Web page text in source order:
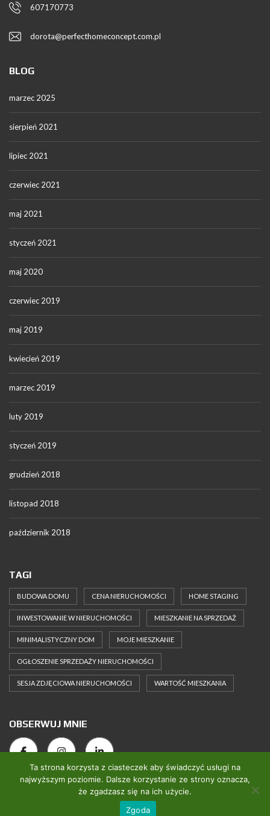
607170773
dorota@perfecthomeconcept.com.pl
BLOG
marzec 2025
sierpień 2021
lipiec 2021
czerwiec 2021
maj 2021
styczeń 2021
maj 2020
czerwiec 2019
maj 2019
kwiecień 2019
marzec 2019
luty 2019
styczeń 2019
grudzień 2018
listopad 2018
październik 2018
TAGI
BUDOWA DOMU CENA NIERUCHOMOŚCI HOME STAGING
INWESTOWANIE W NIERUCHOMOŚCI MIESZKANIE NA SPRZEDAŻ
MINIMALISTYCZNY DOM MOJE MIESZKANIE
OGŁOSZENIE SPRZEDAŻY NIERUCHOMOŚCI
SESJA ZDJĘCIOWA NIERUCHOMOŚCI WARTOŚĆ MIESZKANIA
OBSERWUJ MNIE
2025 Perfect Home Concept. All rights reserved.
Ta strona korzysta z ciasteczek aby świadczyć usługi na
najwyższym poziomie. Dalsze korzystanie ze strony oznacza,
że zgadzasz się na ich użycie.
Zgoda